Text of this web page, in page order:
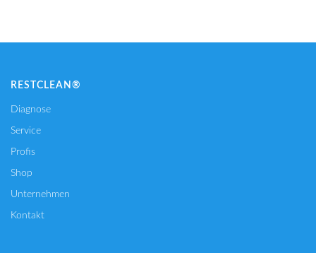
RESTCLEAN®
Diagnose
Service
Profis
Shop
Unternehmen
Kontakt